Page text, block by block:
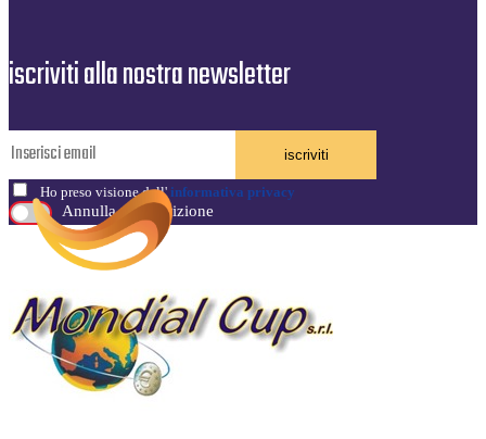
iscriviti alla nostra newsletter
iscriviti
Ho preso visione dell' informativa privacy
Annulla sottoscrizione